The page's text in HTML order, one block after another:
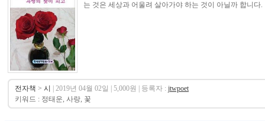
는 것은 세상과 어울려 살아가야 하는 것이 아닐까 합니다
전자책 > 시 | 2019년 04월 02일 | 5,000원 | 등록자 : jtwpoet
키워드 : 정태운, 사랑, 꽃